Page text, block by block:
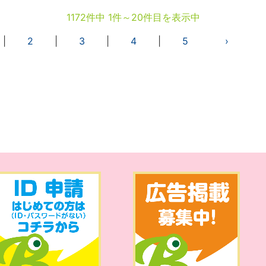
1172件中 1件～20件目を表示中
2 3 4 5 ›